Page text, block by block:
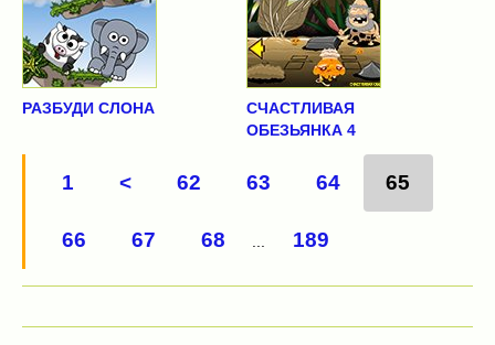
РАЗБУДИ СЛОНА
СЧАСТЛИВАЯ
ОБЕЗЬЯНКА 4
1 < 62 63 64 65
66 67 68 189